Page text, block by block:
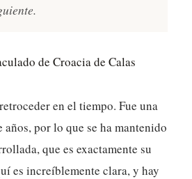
de Croacia de Calas
en el tiempo. Fue una
por lo que se ha mantenido
que es exactamente su
es increíblemente clara, y hay